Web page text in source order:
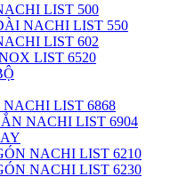
LIST 500
NACHI LIST 550
LIST 602
LIST 6520
LIST 6868
NACHI LIST 6904
NACHI LIST 6210
NACHI LIST 6230